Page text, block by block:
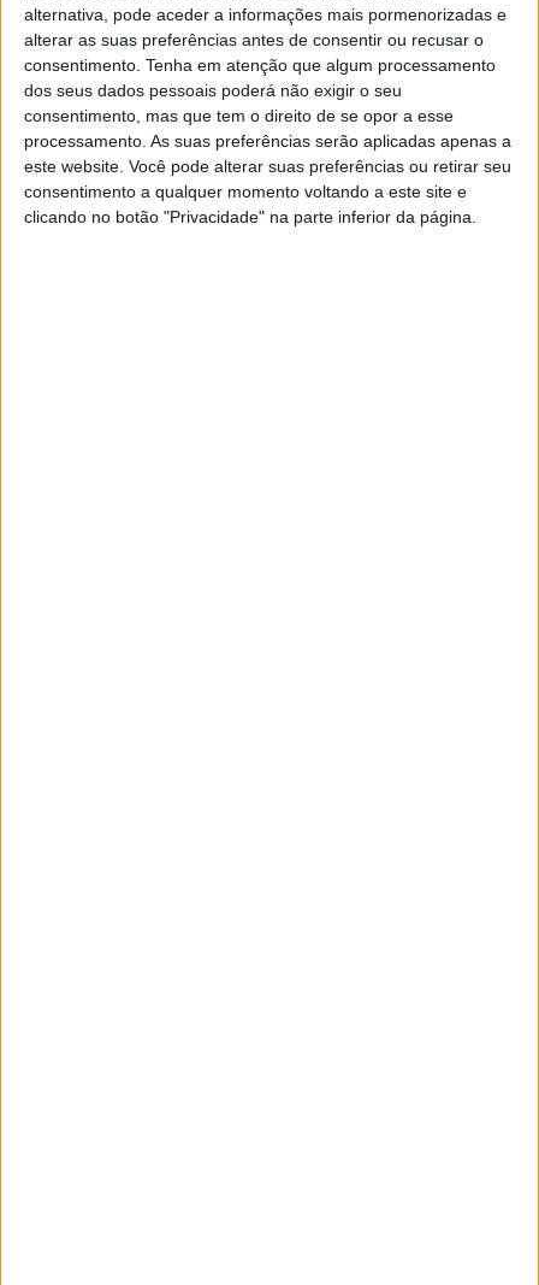
alternativa, pode aceder a informações mais pormenorizadas e
alterar as suas preferências antes de consentir ou recusar o
consentimento. Tenha em atenção que algum processamento
dos seus dados pessoais poderá não exigir o seu
consentimento, mas que tem o direito de se opor a esse
processamento. As suas preferências serão aplicadas apenas a
este website. Você pode alterar suas preferências ou retirar seu
consentimento a qualquer momento voltando a este site e
clicando no botão "Privacidade" na parte inferior da página.
RELACIONADOS